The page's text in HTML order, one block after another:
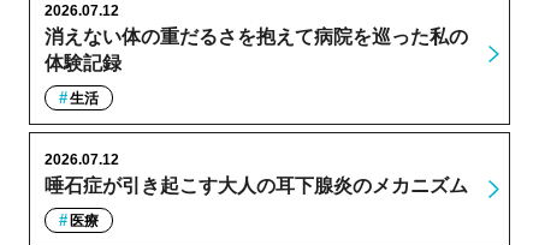
消えない体の重だるさを抱えて病院を巡った私の
体験記録
2026.07.12
生活
唾石症が引き起こす大人の耳下腺炎のメカニズム
2026.07.12
医療